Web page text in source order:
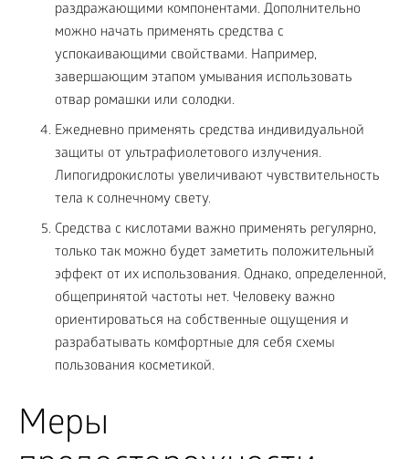
раздражающими компонентами. Дополнительно
можно начать применять средства с
успокаивающими свойствами. Например,
завершающим этапом умывания использовать
отвар ромашки или солодки.
Ежедневно применять средства индивидуальной
защиты от ультрафиолетового излучения.
Липогидрокислоты увеличивают чувствительность
тела к солнечному свету.
Средства с кислотами важно применять регулярно,
только так можно будет заметить положительный
эффект от их использования. Однако, определенной,
общепринятой частоты нет. Человеку важно
ориентироваться на собственные ощущения и
разрабатывать комфортные для себя схемы
пользования косметикой.
Меры